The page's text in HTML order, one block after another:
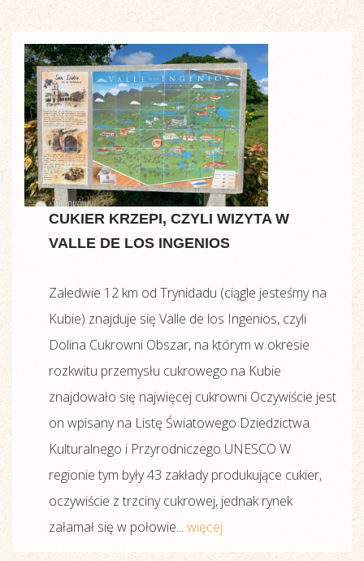
CUKIER KRZEPI, CZYLI WIZYTA W
VALLE DE LOS INGENIOS
Zaledwie 12 km od Trynidadu (ciągle jesteśmy na
Kubie) znajduje się Valle de los Ingenios, czyli
Dolina Cukrowni Obszar, na którym w okresie
rozkwitu przemysłu cukrowego na Kubie
znajdowało się najwięcej cukrowni Oczywiście jest
on wpisany na Listę Światowego Dziedzictwa
Kulturalnego i Przyrodniczego UNESCO W
regionie tym były 43 zakłady produkujące cukier,
oczywiście z trzciny cukrowej, jednak rynek
załamał się w połowie... więcej